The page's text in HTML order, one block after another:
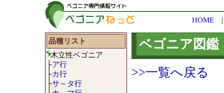
HOME
品種リスト
木立性ベゴニア
├ア行
├カ行
├サ～タ行
ベゴニア図
>>一覧へ戻る